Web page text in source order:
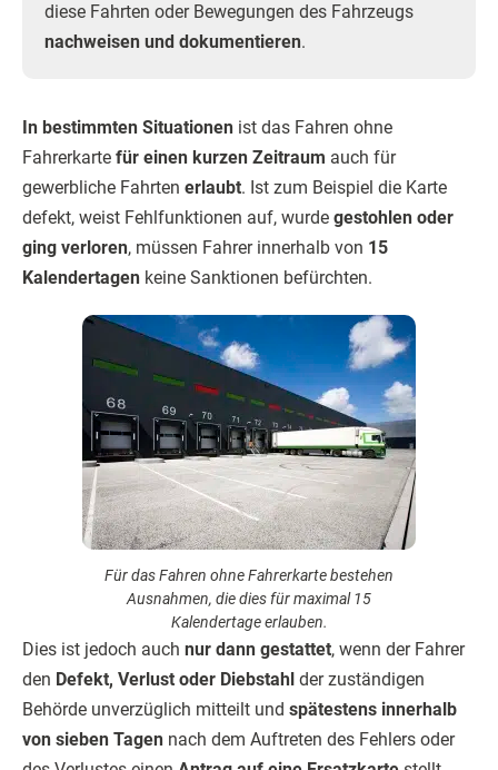
diese Fahrten oder Bewegungen des Fahrzeugs
nachweisen und dokumentieren.
In bestimmten Situationen ist das Fahren ohne
Fahrerkarte für einen kurzen Zeitraum auch für
gewerbliche Fahrten erlaubt. Ist zum Beispiel die Karte
defekt, weist Fehlfunktionen auf, wurde gestohlen oder
ging verloren, müssen Fahrer innerhalb von 15
Kalendertagen keine Sanktionen befürchten.
Für das Fahren ohne Fahrerkarte bestehen
Ausnahmen, die dies für maximal 15
Kalendertage erlauben.
Dies ist jedoch auch nur dann gestattet, wenn der Fahrer
den Defekt, Verlust oder Diebstahl der zuständigen
Behörde unverzüglich mitteilt und spätestens innerhalb
von sieben Tagen nach dem Auftreten des Fehlers oder